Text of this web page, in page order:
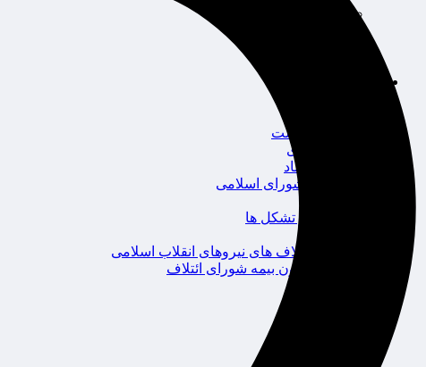
محیط زیست
گردشگری
سیاست و اقتصاد
مجلس شورای اسلامی
احزاب و تشکل ها
ائتلاف های نیروهای انقلاب اسلامی
کانون بیمه شورای ائتلاف